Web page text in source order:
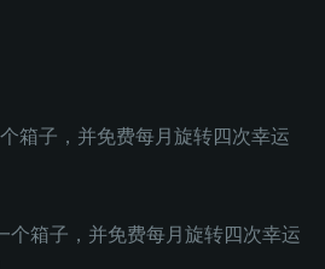
箱子，并免费每月旋转四次幸运
箱子，并免费每月旋转四次幸运